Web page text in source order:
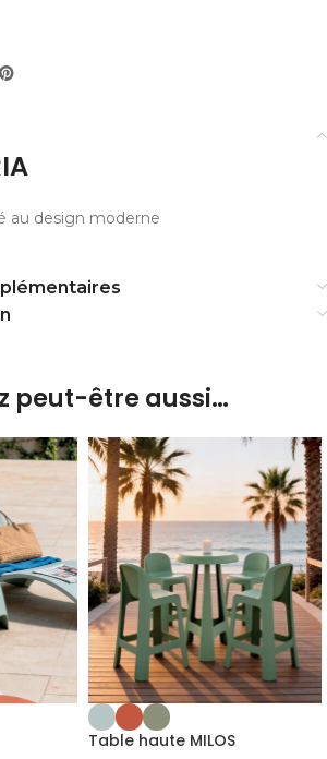
au design moderne
peut-être aussi…
Table haute MILOS